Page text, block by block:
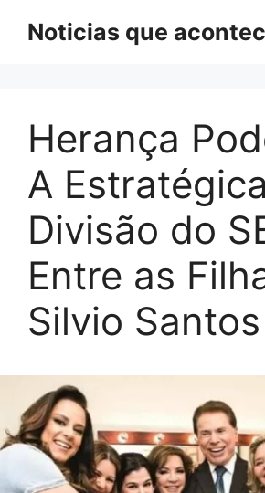
Noticias que
Herança
A Estratégica
Divisão do
Entre as
Silvio Santos